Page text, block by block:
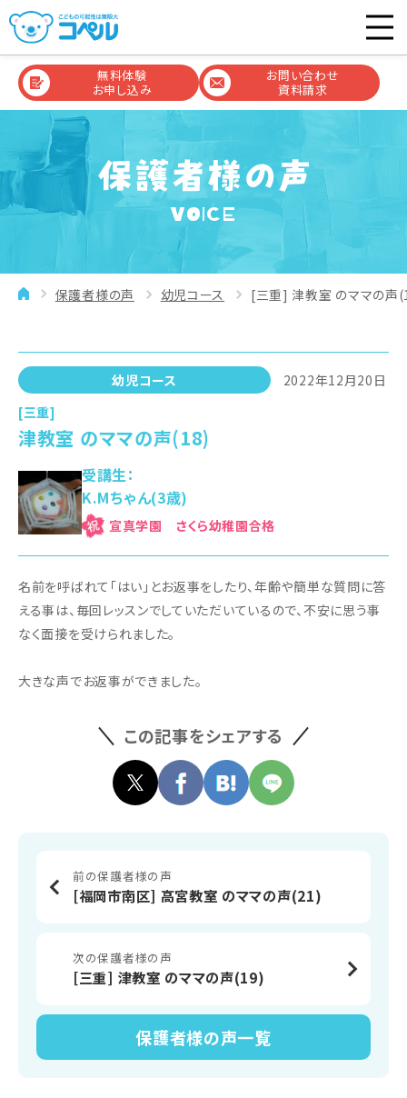
無料体験
お申し込み
お問い合わせ
資料請求
VOICE
保護者様の声 幼児コース [三重] 津教室 のママの声
幼児コース
2022年12月20日
[三重]
津教室 のママの声(18)
受講生：
K.Mちゃん(3歳)
宣真学園 さくら幼稚園
名前を呼ばれて「はい」とお返事をしたり、年齢や簡単な質問に答
える事は、毎回レッスンでしていただいているので、不安に思う事
なく面接を受けられました。
大きな声でお返事ができました。
この記事をシェアする
前の保護者様の声
[福岡市南区] 高宮教室 のママの声(21)
保護者様の声一覧
次の保護者様の声
[三重] 津教室 のママの声(19)